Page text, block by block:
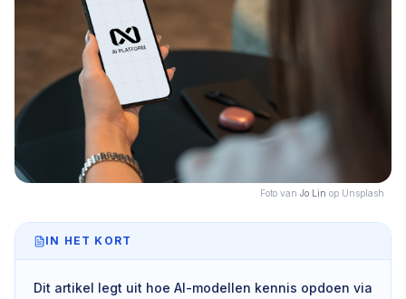
Foto van Jo Lin op Unsplash
IN HET KORT
Dit artikel legt uit hoe AI-modellen kennis opdoen via